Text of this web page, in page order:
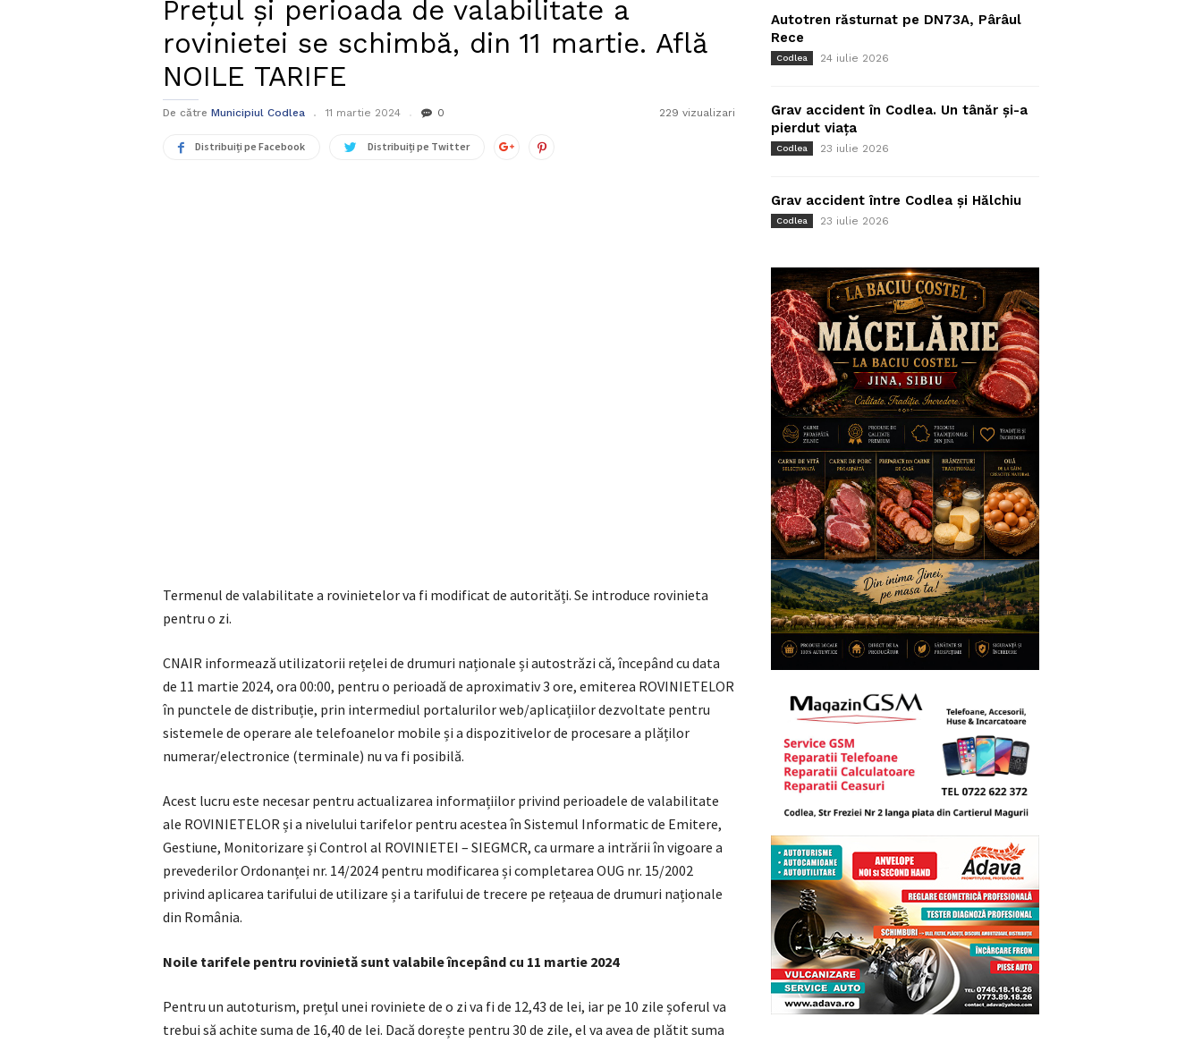
Prețul și perioada de valabilitate a
rovinietei se schimbă, din 11 martie. Află
NOILE TARIFE
De către Municipiul Codlea 11 martie 2024 0 229 vizualizari
Distribuiți pe Facebook Distribuiți pe Twitter
Termenul de valabilitate a rovinietelor va fi modificat de autorități. Se introduce rovinieta
pentru o zi.
CNAIR informează utilizatorii rețelei de drumuri naționale și autostrăzi că, începând cu data
de 11 martie 2024, ora 00:00, pentru o perioadă de aproximativ 3 ore, emiterea ROVINIETELOR
în punctele de distribuție, prin intermediul portalurilor web/aplicațiilor dezvoltate pentru
sistemele de operare ale telefoanelor mobile și a dispozitivelor de procesare a plăților
numerar/electronice (terminale) nu va fi posibilă.
Acest lucru este necesar pentru actualizarea informațiilor privind perioadele de valabilitate
ale ROVINIETELOR și a nivelului tarifelor pentru acestea în Sistemul Informatic de Emitere,
Gestiune, Monitorizare și Control al ROVINIETEI – SIEGMCR, ca urmare a intrării în vigoare a
prevederilor Ordonanței nr. 14/2024 pentru modificarea și completarea OUG nr. 15/2002
privind aplicarea tarifului de utilizare și a tarifului de trecere pe rețeaua de drumuri naționale
din România.
Noile tarifele pentru rovinietă sunt valabile începând cu 11 martie 2024
Pentru un autoturism, prețul unei roviniete de o zi va fi de 12,43 de lei, iar pe 10 zile șoferul va
trebui să achite suma de 16,40 de lei. Dacă dorește pentru 30 de zile, el va avea de plătit suma
Autotren răsturnat pe DN73A, Pârâul
Rece
Codlea 24 iulie 2026
Grav accident în Codlea. Un tânăr și-a
pierdut viața
Codlea 23 iulie 2026
Grav accident între Codlea și Hălchiu
Codlea 23 iulie 2026